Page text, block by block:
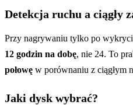
Detekcja ruchu a ciągły
Przy nagrywaniu tylko po
12 godzin na dobę, nie 24. To
połowę w porównaniu z ciągłym
Jaki dysk wybrać?